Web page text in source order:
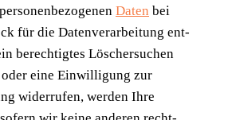
Daten bei
für die Daten­ver­ar­bei­tung ent­
berech­tig­tes Löscher­su­chen
oder eine Ein­wil­li­gung zur
wider­ru­fen, wer­den Ihre